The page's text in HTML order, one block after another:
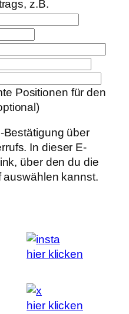
z.B.
Positionen für den
Bestätigung über
In dieser E-
über den du die
auswählen kannst.
hier klicken
hier klicken